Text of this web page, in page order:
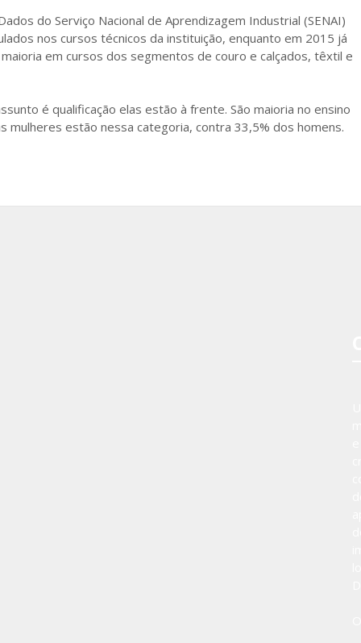
do Serviço Nacional de Aprendizagem Industrial (SENAI)
nos cursos técnicos da instituição, enquanto em 2015 já
em cursos dos segmentos de couro e calçados, têxtil e
é qualificação elas estão à frente. São maioria no ensino
estão nessa categoria, contra 33,5% dos homens.